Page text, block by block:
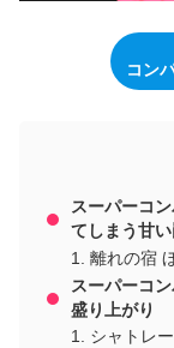
コン
スーパーコ
てしまう甘
離れの宿
スーパーコ
盛り上がり
シャトレ